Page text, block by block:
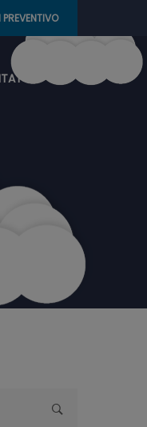
PREVENTIVO